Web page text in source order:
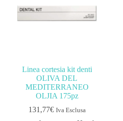
Linea cortesia kit denti
OLIVA DEL
MEDITERRANEO
OLJIA 175pz
131,77€ Iva Esclusa